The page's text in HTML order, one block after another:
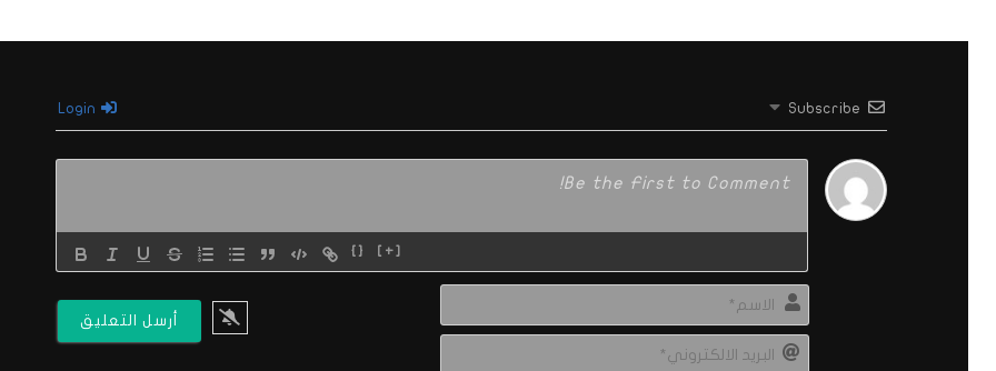
Subscribe
{} [+]
الاسم*
البريد